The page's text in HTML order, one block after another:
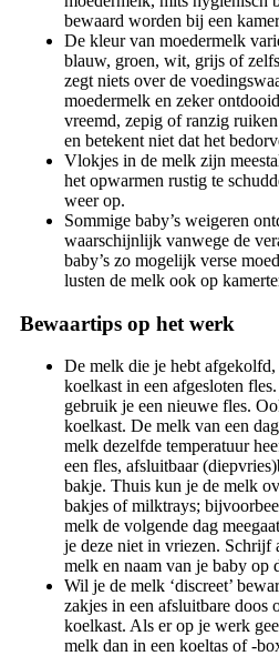
bewaard worden bij een
De kleur van moedermelk
blauw, groen, wit, grijs of
zegt niets over de
moedermelk en zeker
vreemd, zepig of ranzig
en betekent niet dat het
Vlokjes in de melk zijn
het opwarmen rustig te
weer op.
Sommige baby’s weigeren
waarschijnlijk vanwege de
baby’s zo mogelijk verse
lusten de melk ook op
Bewaartips op het werk
De melk die je hebt
koelkast in een afgesloten
gebruik je een nieuwe fles.
koelkast. De melk van een
melk dezelfde temperatuur
een fles, afsluitbaar
bakje. Thuis kun je de melk
bakjes of milktrays;
melk de volgende dag
je deze niet in vriezen. Schrijf
melk en naam van je baby op
Wil je de melk ‘discreet’
zakjes in een afsluitbare doos
koelkast. Als er op je werk
melk dan in een koeltas of -